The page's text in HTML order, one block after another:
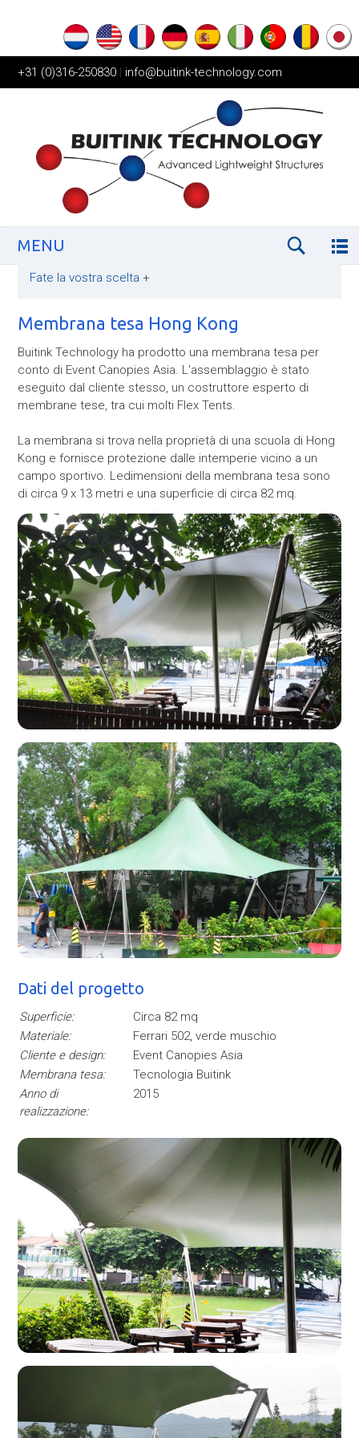
+31 (0)316-250830 | info@buitink-technology.com
MENU
Fate la vostra scelta +
Membrana tesa Hong Kong
Buitink Technology ha prodotto una membrana tesa per
conto di Event Canopies Asia. L'assemblaggio è stato
eseguito dal cliente stesso, un costruttore esperto di
membrane tese, tra cui molti Flex Tents.
La membrana si trova nella proprietà di una scuola di Hong
Kong e fornisce protezione dalle intemperie vicino a un
campo sportivo. Ledimensioni della membrana tesa sono
di circa 9 x 13 metri e una superficie di circa 82 mq.
Dati del progetto
Superficie:
Circa 82 mq
Materiale:
Ferrari 502, verde muschio
Cliente e design:
Event Canopies Asia
Membrana tesa:
Tecnologia Buitink
Anno di
realizzazione:
2015